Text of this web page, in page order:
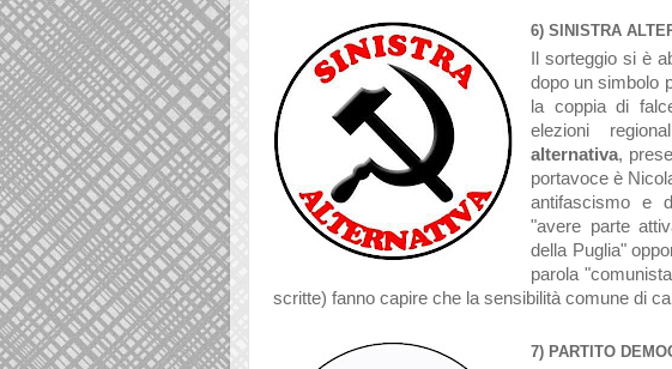
6) SINISTRA
Il sorteggio si è
dopo un simbolo
la coppia di
elezioni
alternativa,
portavoce è
antifascismo e
"avere parte
della Puglia"
parola
scritte) fanno capire che la sensibilità comune di
7) PARTITO